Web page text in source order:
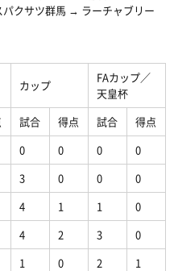
サツ群馬 → ラーチャブリー
カップ
FAカップ／
天皇杯
試合 得点 試合
得点
0 0 0
0
3 0 0
0
4 1 1
0
4 2 3
0
1 0 2
1